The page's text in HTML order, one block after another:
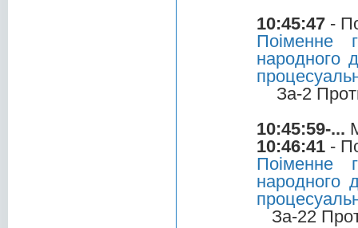
10:45:47 -
Поіменне
народного
За-2
10:45:59-...
10:46:41 -
Поіменне
народного
За-22